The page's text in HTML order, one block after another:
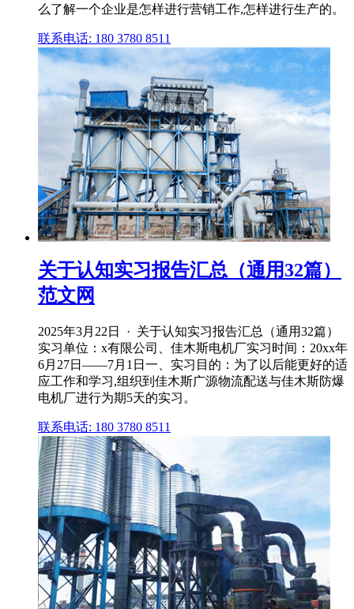
么了解一个企业是怎样进行营销工作,怎样进行生产的。
联系电话: 180 3780 8511
关于认知实习报告汇总（通用32篇）
范文网
2025年3月22日 · 关于认知实习报告汇总（通用32篇）
实习单位：x有限公司、佳木斯电机厂实习时间：20xx年
6月27日——7月1日一、实习目的：为了以后能更好的适
应工作和学习,组织到佳木斯广源物流配送与佳木斯防爆
电机厂进行为期5天的实习。
联系电话: 180 3780 8511